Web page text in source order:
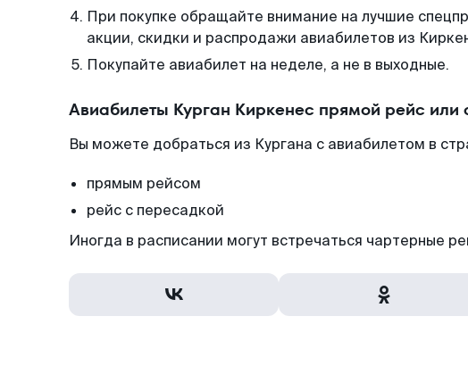
При покупке обращайте внимание на лучшие
акции, скидки и распродажи авиабилетов из
Покупайте авиабилет на неделе, а не в выходные.
Авиабилеты Курган Киркенес прямой рейс или
Вы можете добраться из Кургана с авиабилетом в
прямым рейсом
рейс с пересадкой
Иногда в расписании могут встречаться чартерные